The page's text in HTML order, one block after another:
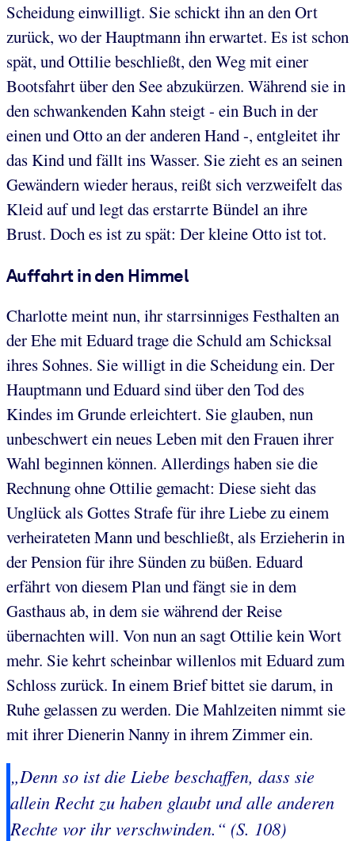
Scheidung einwilligt. Sie schickt ihn an den Ort
zurück, wo der Hauptmann ihn erwartet. Es ist schon
spät, und Ottilie beschließt, den Weg mit einer
Bootsfahrt über den See abzukürzen. Während sie in
den schwankenden Kahn steigt - ein Buch in der
einen und Otto an der anderen Hand -, entgleitet ihr
das Kind und fällt ins Wasser. Sie zieht es an seinen
Gewändern wieder heraus, reißt sich verzweifelt das
Kleid auf und legt das erstarrte Bündel an ihre
Brust. Doch es ist zu spät: Der kleine Otto ist tot.
Auffahrt in den Himmel
Charlotte meint nun, ihr starrsinniges Festhalten an
der Ehe mit Eduard trage die Schuld am Schicksal
ihres Sohnes. Sie willigt in die Scheidung ein. Der
Hauptmann und Eduard sind über den Tod des
Kindes im Grunde erleichtert. Sie glauben, nun
unbeschwert ein neues Leben mit den Frauen ihrer
Wahl beginnen können. Allerdings haben sie die
Rechnung ohne Ottilie gemacht: Diese sieht das
Unglück als Gottes Strafe für ihre Liebe zu einem
verheirateten Mann und beschließt, als Erzieherin in
der Pension für ihre Sünden zu büßen. Eduard
erfährt von diesem Plan und fängt sie in dem
Gasthaus ab, in dem sie während der Reise
übernachten will. Von nun an sagt Ottilie kein Wort
mehr. Sie kehrt scheinbar willenlos mit Eduard zum
Schloss zurück. In einem Brief bittet sie darum, in
Ruhe gelassen zu werden. Die Mahlzeiten nimmt sie
mit ihrer Dienerin Nanny in ihrem Zimmer ein.
„Denn so ist die Liebe beschaffen, dass sie
allein Recht zu haben glaubt und alle anderen
Rechte vor ihr verschwinden.“ (S. 108)